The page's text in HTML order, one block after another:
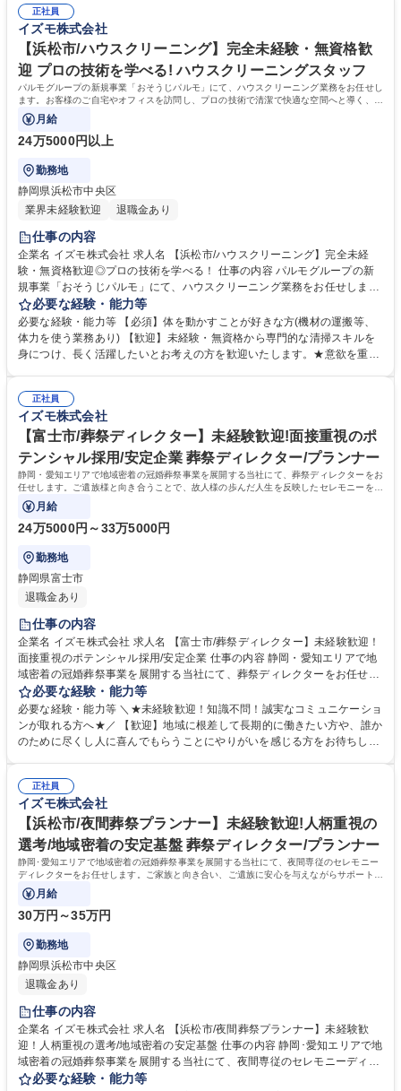
す。 【働き方】シフト制ならではの平日休みを活用しプライベートも充実
可能です。 募集職種 【豊田市/サポート事務】PC作業だけでなく接客･現
場補助など人と関われる事務
活かして活躍できる環境です。 【選考ポイント】これまでの経験の中で、
誰かのために自ら考え行動したエピソードを評価します。協調性を大切に
し、面倒見の良い温かなメンバーと共に成長していける方を求めていま
す。 学歴・資格 学歴：大学院 大学 高専 短大 専修学校 高校 語学力： 資
格：第一種運転免許普通自動車
正社員
イズモ株式会社
【浜松市/ハウスクリーニング】完全未経験・無資格歓
迎 プロの技術を学べる! ハウスクリーニングスタッフ
パルモグループの新規事業「おそうじパルモ」にて、ハウスクリーニング業務をお任せし
ます。お客様のご自宅やオフィスを訪問し、プロの技術で清潔で快適な空間へと導く、未
経験から手に職がつくお仕事です。
月給
24万5000円以上
勤務地
静岡県浜松市中央区
業界未経験歓迎
退職金あり
仕事の内容
企業名 イズモ株式会社 求人名 【浜松市/ハウスクリーニング】完全未経
験・無資格歓迎◎プロの技術を学べる！ 仕事の内容 パルモグループの新
規事業「おそうじパルモ」にて、ハウスクリーニング業務をお任せしま
す。お客様のご自宅やオフィスを訪問し、プロの技術で清潔で快適な空間
へと導く、未経験から手に職がつくお仕事です。 【仕事詳細】お客様のご
自宅やオフィスに伺い、エアコンや水回りなどの専門的な清掃を行いま
す。 【やりがい】清掃前後の違いが明確で、成果が目に見えるのが大きな
術を習得可能です。 募集職種 【浜松市/ハウスクリーニング】完全未経
験・無資格歓迎◎プロの技術を学べる！
必要な経験・能力等
必要な経験・能力等 【必須】体を動かすことが好きな方(機材の運搬等、
体力を使う業務あり) 【歓迎】未経験・無資格から専門的な清掃スキルを
身につけ、長く活躍したいとお考えの方を歓迎いたします。★意欲を重視
に吸収できる方を求めています。 【選考ポイント】重い機材の搬入出や力
仕事もあるため、ある程度体力に自信を持って業務に取り組めるかを評価
します。お客様のプライベートな空間に入るため、明るく誠実な挨拶やコ
ミュニケーションが取れるホスピタリティを持った方を歓迎します。 学
歴・資格 学歴：大学院 大学 高専 短大 専修学校 高校 語学力： 資格：第一
種運転免許普通自動車
正社員
イズモ株式会社
【富士市/葬祭ディレクター】未経験歓迎!面接重視のポ
テンシャル採用/安定企業 葬祭ディレクター/プランナー
静岡・愛知エリアで地域密着の冠婚葬祭事業を展開する当社にて、葬祭ディレクターをお
任せします。ご遺族様と向き合うことで、故人様の歩んだ人生を反映したセレモニーを企
画・提案するお仕事です。
月給
24万5000円～33万5000円
勤務地
静岡県富士市
退職金あり
仕事の内容
企業名 イズモ株式会社 求人名 【富士市/葬祭ディレクター】未経験歓迎！
面接重視のポテンシャル採用/安定企業 仕事の内容 静岡・愛知エリアで地
域密着の冠婚葬祭事業を展開する当社にて、葬祭ディレクターをお任せし
ます。ご遺族様と向き合うことで、故人様の歩んだ人生を反映したセレモ
ニーを企画・提案するお仕事です。 【仕事詳細】ご逝去の連絡対応からお
迎え、ご遺族との打ち合わせ、通夜・葬儀の準備・運営、法事などのアフ
ターフォローまで一貫して担当します。故人様がどんな方だったかをお聞
ープ内に多様な事業があり、人間関係を変えずに別の職種へチャレンジす
ることも可能です。 募集職種 【富士市/葬祭ディレクター】未経験歓迎！
面接重視のポテンシャル採用/安定企業
必要な経験・能力等
必要な経験・能力等 ＼★未経験歓迎！知識不問！誠実なコミュニケーショ
ンが取れる方へ★／ 【歓迎】地域に根差して長期的に働きたい方や、誰か
のために尽くし人に喜んでもらうことにやりがいを感じる方をお待ちして
い、真摯に向き合える誠実さを持った方を歓迎します。 【選考ポイント】
これまでの人生における様々な経験を糧に、相手の課題を解決し、自ら実
行に移せる行動力を評価します。面倒見の良い温かなメンバーが揃ってお
り、未経験からでも安心して成長できる環境が整っています。 学歴・資格
学歴：大学院 大学 高専 短大 専修学校 高校 語学力： 資格：第一種運転免
許普通自動車
正社員
イズモ株式会社
【浜松市/夜間葬祭プランナー】未経験歓迎!人柄重視の
選考/地域密着の安定基盤 葬祭ディレクター/プランナー
静岡･愛知エリアで地域密着の冠婚葬祭事業を展開する当社にて、夜間専従のセレモニー
ディレクターをお任せします。ご家族と向き合い、ご遺族に安心を与えながらサポートを
する、意義深いお仕事です。
月給
30万円～35万円
勤務地
静岡県浜松市中央区
退職金あり
仕事の内容
企業名 イズモ株式会社 求人名 【浜松市/夜間葬祭プランナー】未経験歓
迎！人柄重視の選考/地域密着の安定基盤 仕事の内容 静岡･愛知エリアで地
域密着の冠婚葬祭事業を展開する当社にて、夜間専従のセレモニーディレ
クターをお任せします。ご家族と向き合い、ご遺族に安心を与えながらサ
必要な経験・能力等